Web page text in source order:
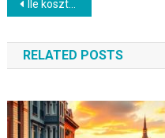
wpisu
Ile kosztuje city break przy późnym zakupie lotu? Koszty i dopłaty do budżetu
RELATED POSTS